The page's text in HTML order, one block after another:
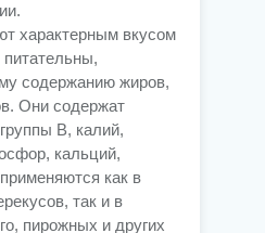
характерным вкусом
содержанию жиров,
Они содержат
В, калий,
кальций,
как в
так и в
пирожных и других